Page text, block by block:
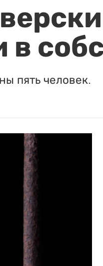
в
пять человек.